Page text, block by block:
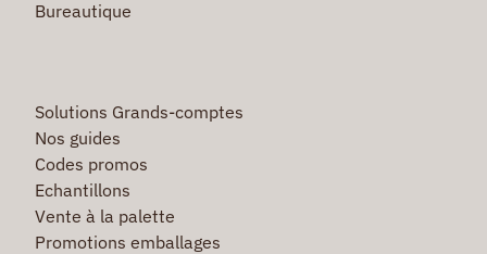
Bureautique
Solutions Grands-comptes
Nos guides
Codes promos
Echantillons
Vente à la palette
Promotions emballages